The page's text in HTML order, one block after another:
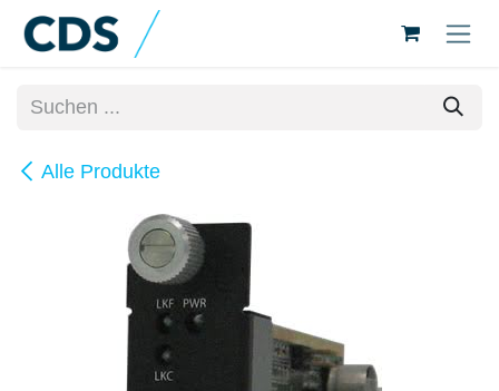
Zum Inhalt springen
Alle Produkte